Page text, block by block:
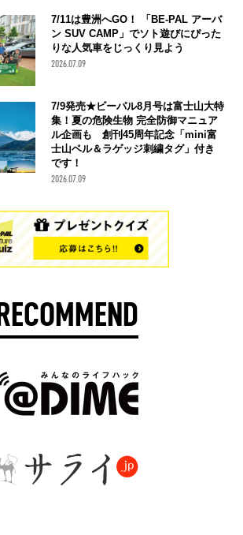
7/11は豊洲へGO！ 「BE-PAL アーバ
ン SUV CAMP」でソト遊びにぴった
りな人気車をじっくり見よう
2026.07.09
7/9発売★ビーパル8月号は富士山大特
集！夏の危険生物 完全防御マニュア
ル企画も 創刊45周年記念「mini富
士山ベル＆ラゲッジ刺繍タグ」付き
です！
2026.07.09
RECOMMEND